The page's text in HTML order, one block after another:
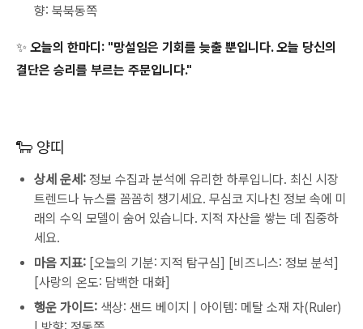
향: 북북동쪽
✨ 오늘의 한마디: "망설임은 기회를 늦출 뿐입니다. 오늘 당신의
결단은 승리를 부르는 주문입니다."
🐑 양띠
상세 운세: 정보 수집과 분석에 유리한 하루입니다. 최신 시장
트렌드나 뉴스를 꼼꼼히 챙기세요. 무심코 지나친 정보 속에 미
래의 수익 모델이 숨어 있습니다. 지적 자산을 쌓는 데 집중하
세요.
마음 지표: [오늘의 기분: 지적 탐구심] [비즈니스: 정보 분석]
[사랑의 온도: 담백한 대화]
행운 가이드: 색상: 샌드 베이지 | 아이템: 메탈 소재 자(Ruler)